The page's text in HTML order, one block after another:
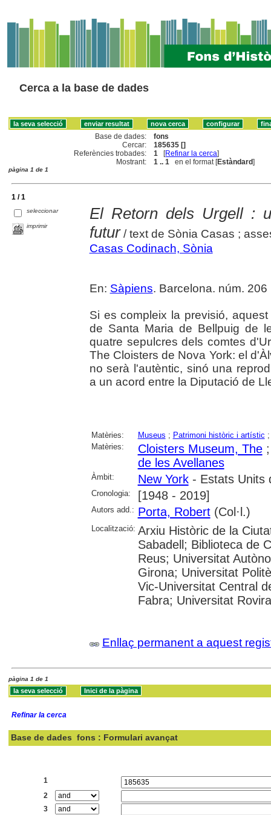
Cerca a la base de dades
Base de dades:
fons
Cercar:
185635 []
Referències trobades:
1 [Refinar la cerca]
Mostrant:
1 .. 1 en el format [Estàndard]
pàgina 1 de 1
1 / 1
seleccionar
imprimir
El Retorn dels Urgell :
futur/ text de Sònia Casas ;
Casas Codinach, Sònia
En: Sàpiens. Barcelona. núm.
Si es compleix la previsió,
de Santa Maria de Bellpuig de
quatre sepulcres dels comtes
The Cloisters de Nova York: el
no serà l'autèntic, sinó una
a un acord entre la Diputació de
Matèries: Museus ; Patrimoni històric i artístic
Matèries:
Cloisters Museum, The
de les Avellanes
Àmbit: New York- Estats Units
Cronologia: [1948 - 2019]
Autors add.: Porta, Robert(Col·l.)
Localització: Arxiu Històric de la
Sabadell; Biblioteca de
Reus; Universitat
Girona; Universitat
Vic-Universitat Central
Fabra; Universitat
Enllaç permanent a aquest
pàgina 1 de 1
Refinar la cerca
Base de dades fons : Formulari avançat
1
2
3